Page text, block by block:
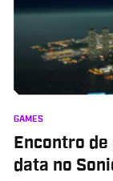
GAMES
Encontro
data no